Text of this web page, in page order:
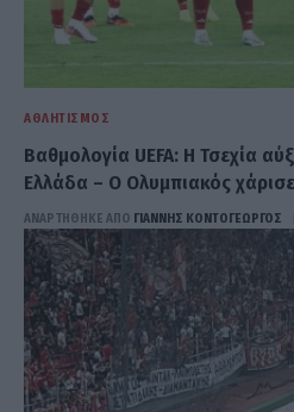
ΑΘΛΗΤΙΣΜΌΣ
Βαθμολογία UEFA: H Τσεχία
Ελλάδα – Ο Ολυμπιακός
ΑΝΑΡΤΗΘΗΚΕ ΑΠΟ ΓΙΆΝΝΗΣ ΚΟΝΤΟΓΕΏΡΓΟΣ